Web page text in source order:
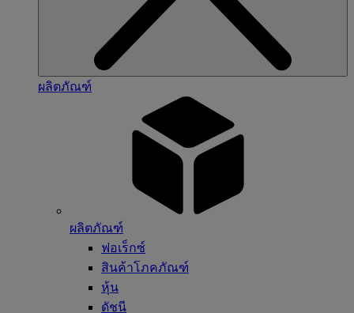
ผลิตภัณฑ์
ผลิตภัณฑ์
ฟอเร็กซ์
สินค้าโภคภัณฑ์
หุ้น
ดัชนี